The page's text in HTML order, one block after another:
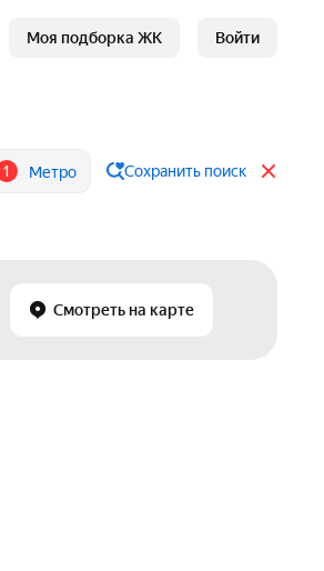
Моя подборка ЖК Войти
1 Метро Сохранить поиск
Смотреть на карте